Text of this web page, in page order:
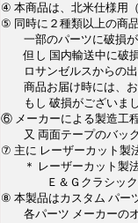
④ 本商品は、北米仕様用
⑤ 同時に２種類以上の商
一部のパーツに破損が
但し 国内輸送中に破損
ロサンゼルスからの出
商品お届け時には、お
もし 破損がございまし
⑥ メーカーによる製造工
又 両面テープのバック
⑦ 主に レーザーカット製
＊ レーザーカット製法
Ｅ＆Ｇクラシックス・
⑧ 本製品はカスタム パー
各パーツ メーカーのオ